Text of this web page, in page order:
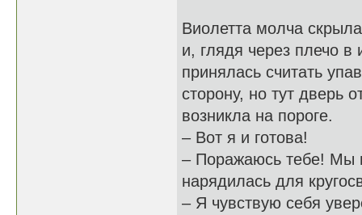
Виолетта молча
и, глядя через плечо
принялась считать
сторону, но тут дверь
возникла на пороге.
– Вот я и готова!
– Поражаюсь тебе! Мы
нарядилась для
– Я чувствую себя